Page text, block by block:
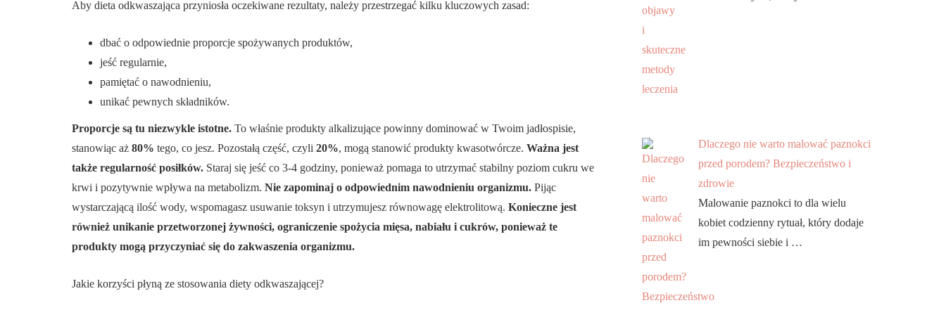
Aby dieta odkwaszająca przyniosła oczekiwane rezultaty, należy przestrzegać kilku kluczowych zasad:
dbać o odpowiednie proporcje spożywanych produktów,
jeść regularnie,
pamiętać o nawodnieniu,
unikać pewnych składników.
Proporcje są tu niezwykle istotne. To właśnie produkty alkalizujące powinny dominować w Twoim jadłospisie,
stanowiąc aż 80% tego, co jesz. Pozostałą część, czyli 20%, mogą stanowić produkty kwasotwórcze. Ważna jest
także regularność posiłków. Staraj się jeść co 3-4 godziny, ponieważ pomaga to utrzymać stabilny poziom cukru we
krwi i pozytywnie wpływa na metabolizm. Nie zapominaj o odpowiednim nawodnieniu organizmu. Pijąc
wystarczającą ilość wody, wspomagasz usuwanie toksyn i utrzymujesz równowagę elektrolitową. Konieczne jest
również unikanie przetworzonej żywności, ograniczenie spożycia mięsa, nabiału i cukrów, ponieważ te
produkty mogą przyczyniać się do zakwaszenia organizmu.
Jakie korzyści płyną ze stosowania diety odkwaszającej?
Dlaczego nie warto malować paznokci
przed porodem? Bezpieczeństwo i
zdrowie
Malowanie paznokci to dla wielu
kobiet codzienny rytuał, który dodaje
im pewności siebie i …